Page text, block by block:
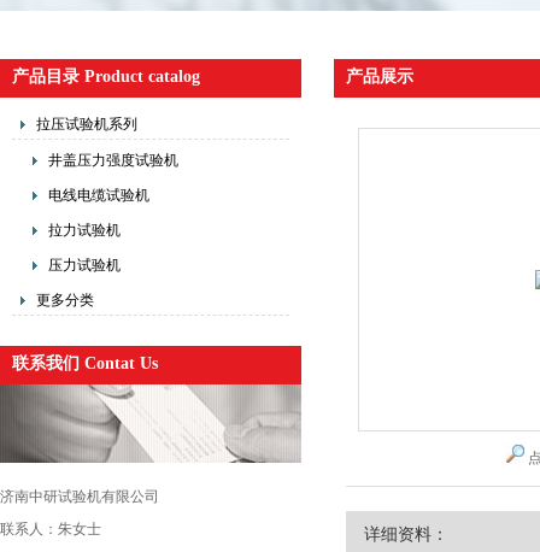
产品目录 Product catalog
拉压试验机系列
井盖压力强度试验机
电线电缆试验机
拉力试验机
压力试验机
更多分类
联系我们 Contat Us
济南中研试验机有限公司
联系人：朱女士
产品展示
详细资料：